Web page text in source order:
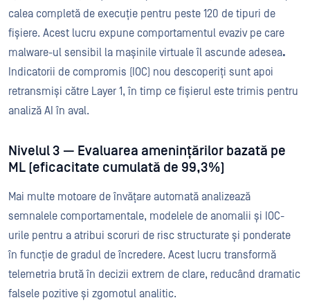
calea completă de execuție pentru peste 120 de tipuri de
fișiere. Acest lucru expune comportamentul evaziv pe care
malware-ul sensibil la mașinile virtuale îl ascunde adesea.
Indicatorii de compromis (IOC) nou descoperiți sunt apoi
retransmiși către Layer 1, în timp ce fișierul este trimis pentru
analiză AI în aval.
Nivelul 3 — Evaluarea amenințărilor bazată pe
ML (eficacitate cumulată de 99,3%)
Mai multe motoare de învățare automată analizează
semnalele comportamentale, modelele de anomalii și IOC-
urile pentru a atribui scoruri de risc structurate și ponderate
în funcție de gradul de încredere. Acest lucru transformă
telemetria brută în decizii extrem de clare, reducând dramatic
falsele pozitive și zgomotul analitic.